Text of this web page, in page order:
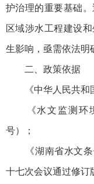
护治理的重要基础
区域涉水工程建设
生影响，亟需依法明
二、政策依据
《中华人民共和
《水文监测环境
号）；
《湖南省水文条
十七次会议通过修订